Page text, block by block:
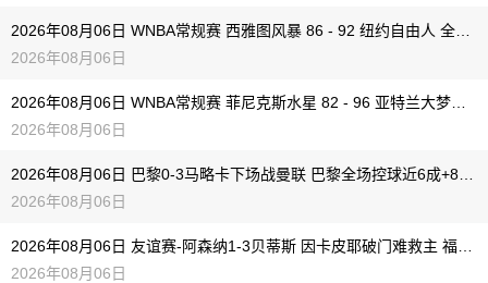
2026年08月06日
2026年08月06日
2026年08月06日
2026年08月06日